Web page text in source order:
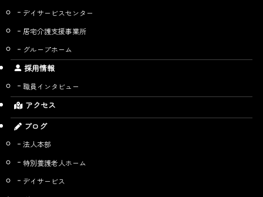
デイサービスセンター
居宅介護支援事業所
グループホーム
採用情報
職員インタビュー
アクセス
ブログ
法人本部
特別養護老人ホーム
デイサービス